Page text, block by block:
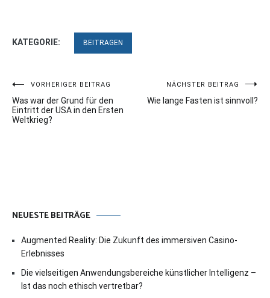
KATEGORIE: BEITRAGEN
Beitragsnavigation
VORHERIGER BEITRAG
Was war der Grund für den
Eintritt der USA in den Ersten
Weltkrieg?
NÄCHSTER BEITRAG
Wie lange Fasten ist sinnvoll?
NEUESTE BEITRÄGE
Augmented Reality: Die Zukunft des immersiven Casino-
Erlebnisses
Die vielseitigen Anwendungsbereiche künstlicher Intelligenz –
Ist das noch ethisch vertretbar?